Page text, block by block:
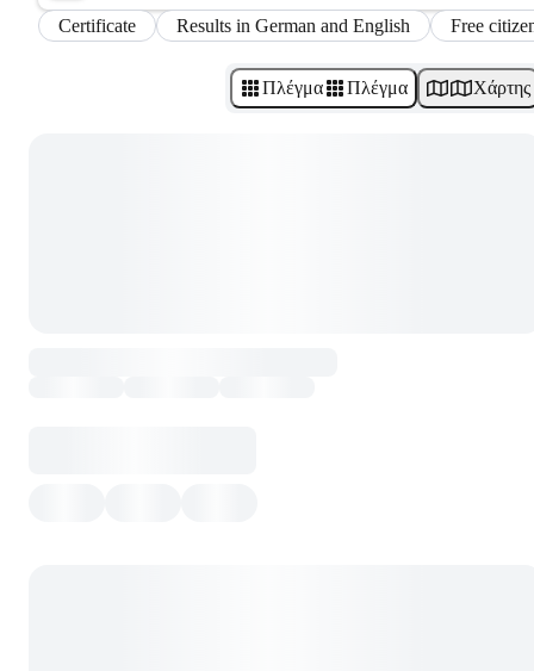
Certificate
Results in German and English Free
Πλέγμα Πλέγμα Χάρτης